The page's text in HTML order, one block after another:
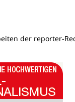
der reporter-